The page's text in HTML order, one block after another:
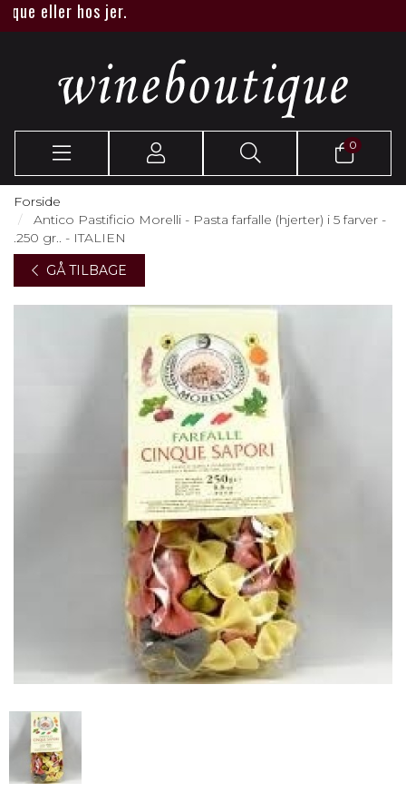
eller hos jer.
0
Forside
Antico Pastificio Morelli - Pasta farfalle (hjerter) i 5 farver -
.250 gr.. - ITALIEN
GÅ TILBAGE